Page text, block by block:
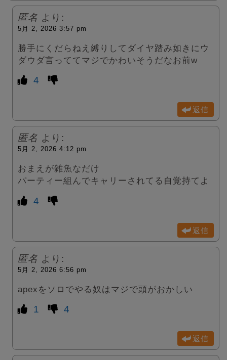
匿名 より:
5月 2, 2026 3:57 pm
勝手にくだらねえ縛りしてダイヤ踏み如きにウ
ダウダ言っててマジでかわいそうだなお前w
4
返信
匿名 より:
5月 2, 2026 4:12 pm
おまえが雑魚なだけ
パーティー組んでキャリーされてる自覚持てよ
4
返信
匿名 より:
5月 2, 2026 6:56 pm
apexをソロでやる奴はマジで頭がおかしい
1 4
返信